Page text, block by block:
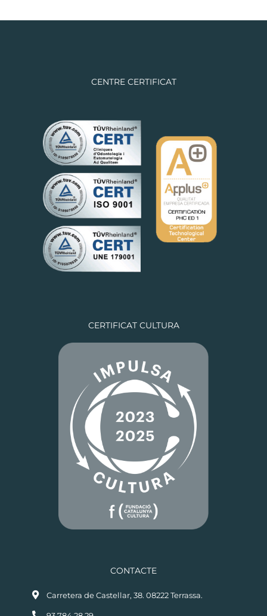
CENTRE CERTIFICAT
CERTIFICAT CULTURA
CONTACTE
Carretera de Castellar, 38. 08222 Terrassa.